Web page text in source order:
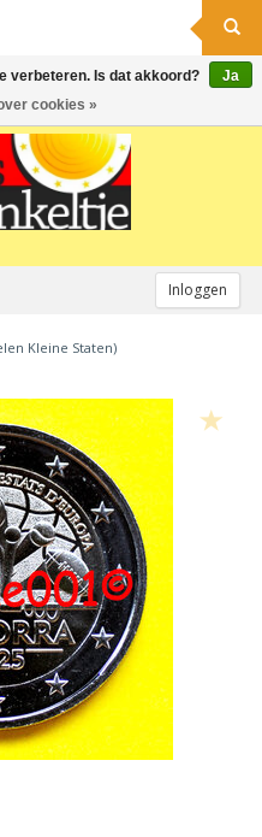
Inloggen
Kleine Staten)
verbeteren. Is dat akkoord?
Ja
cookies »